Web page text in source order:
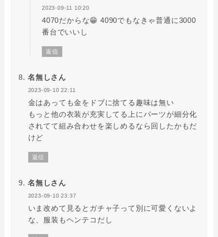
2023-09-11 10:20
4070だからな😁 4090でもなきゃ普通に3000
番台でいいし
返信
名無しさん
2023-09-10 22:11
金はあっても金をドブに捨てる趣味は無い
もっと他の衣装が充実してる上にパーツが細分化
されてて組み合わせを楽しめるなら回したかもだ
けど
返信
名無しさん
2023-09-10 23:37
いま改めて見るとガチャ子って別に可愛くないよ
な、服装もヘンテコだし